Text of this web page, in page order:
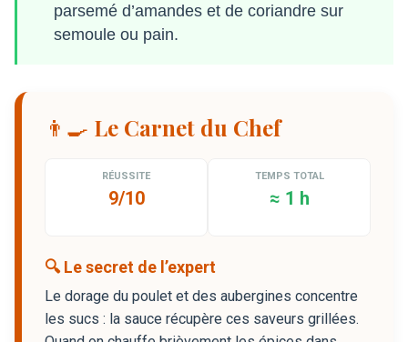
parsemé d’amandes et de coriandre sur
semoule ou pain.
👨‍🍳 Le Carnet du Chef
RÉUSSITE
9/10
TEMPS TOTAL
≈ 1 h
🔍 Le secret de l’expert
Le dorage du poulet et des aubergines concentre
les sucs : la sauce récupère ces saveurs grillées.